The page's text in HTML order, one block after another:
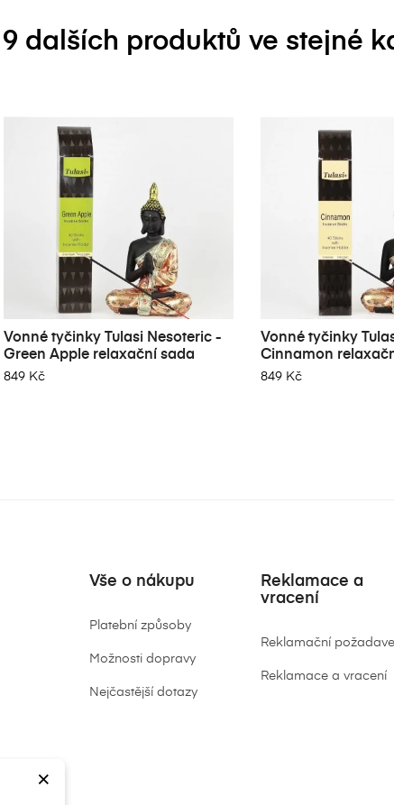
9 dalších produktů ve stejné
Vonné tyčinky Tulasi Nesoteric -
Green Apple relaxační sada
849 Kč
Vonné tyčinky
Cinnamon
849 Kč
Vše o nákupu
Platební způsoby
Možnosti dopravy
Nejčastější dotazy
Reklamace a
vracení
Reklamační
Reklamace a vracení
×